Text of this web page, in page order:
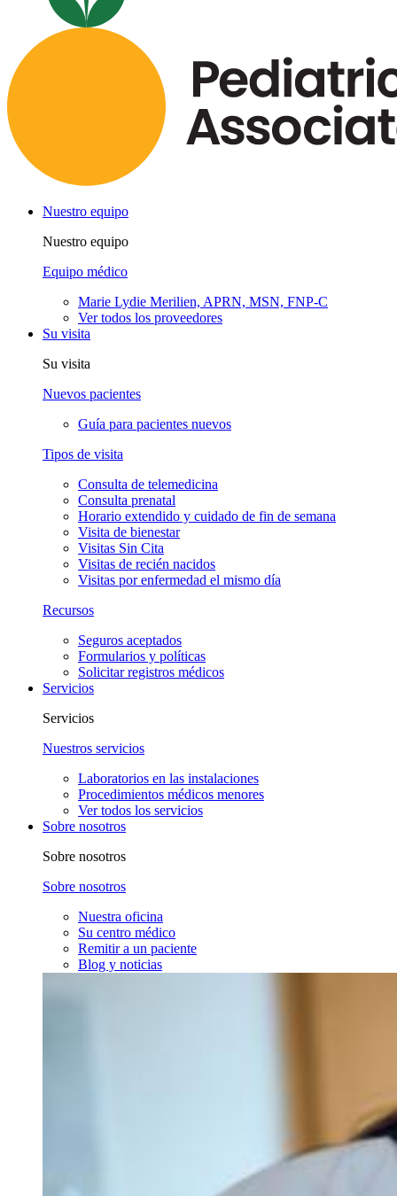
Nuestro equipo
Nuestro equipo
Equipo médico
Marie Lydie Merilien, APRN, MSN, FNP-C
Ver todos los proveedores
Su visita
Su visita
Nuevos pacientes
Guía para pacientes nuevos
Tipos de visita
Consulta de telemedicina
Consulta prenatal
Horario extendido y cuidado de fin de semana
Visita de bienestar
Visitas Sin Cita
Visitas de recién nacidos
Visitas por enfermedad el mismo día
Recursos
Seguros aceptados
Formularios y políticas
Solicitar registros médicos
Servicios
Servicios
Nuestros servicios
Laboratorios en las instalaciones
Procedimientos médicos menores
Ver todos los servicios
Sobre nosotros
Sobre nosotros
Sobre nosotros
Nuestra oficina
Su centro médico
Remitir a un paciente
Blog y noticias